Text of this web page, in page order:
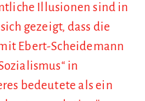
Illusionen sind in
gezeigt, dass die
Ebert-Scheidemann
in
bedeutete als ein